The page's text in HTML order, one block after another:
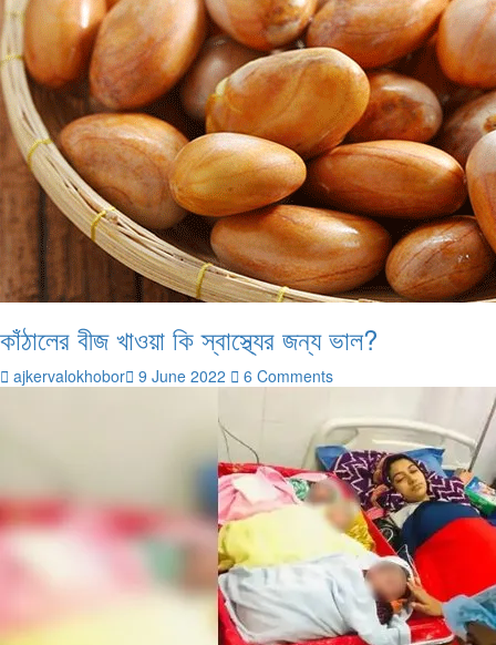
কাঁঠালের বীজ খাওয়া কি স্বাস্থ্যের জন্য ভাল?
ajkervalokhobor 9 June 2022 6 Comments